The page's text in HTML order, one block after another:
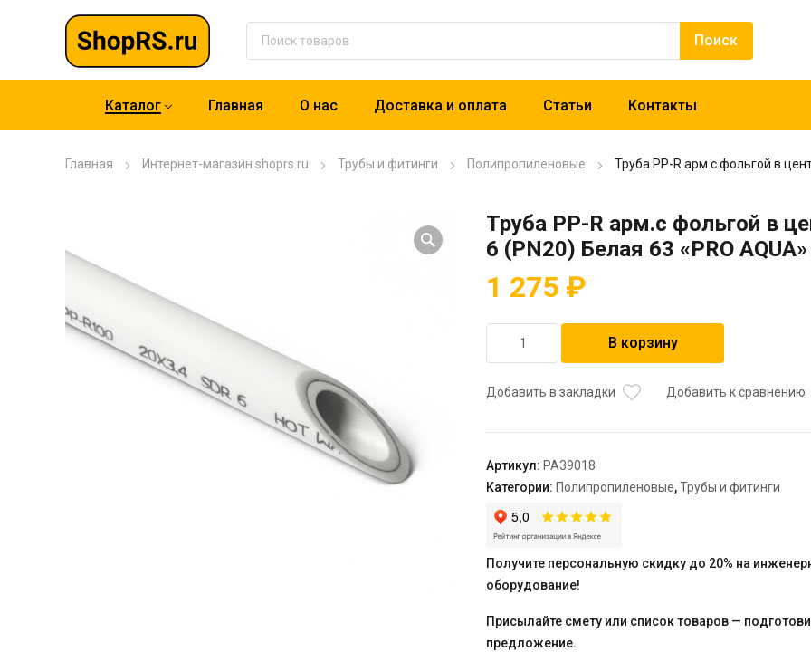
Каталог Главная О нас Доставка и оплата Статьи Контакты
Главная Интернет-магазин shoprs.ru Трубы и фитинги Полипропиленовые Труба PP-R арм.с фольгой в
Труба PP-R арм.с фольгой в
6 (PN20) Белая 63 «PRO AQUA»
1 275 ₽
товара
PP-
в
центре
SDR
Белая
63
AQUA"
В корзину
Добавить в закладки Добавить к сравнению
Артикул: PA39018
Категории: Полипропиленовые,Трубы и фитинги
Получите персональную скидку до 20% на
оборудование!
Присылайте смету или список товаров —
предложение.